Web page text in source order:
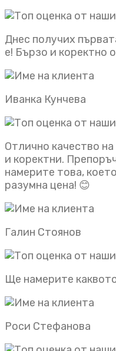
Днес получих
е! Бързо и коректно
Иванка Кунчева
Отлично качество
и коректни.
намерите това,
разумна цена! 😊
Галин Стоянов
Ще намерите
Роси Стефанова